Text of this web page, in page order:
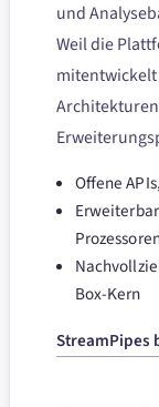
und
Weil die
Offene
Box-Kern
StreamPipes